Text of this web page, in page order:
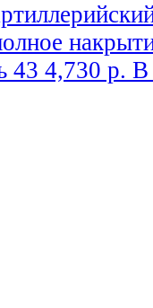
43 4,730 р. В